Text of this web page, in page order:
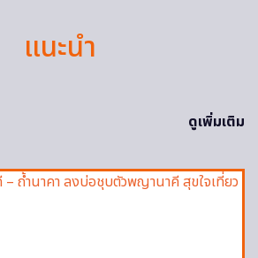
แนะนำ
ดูเพิ่มเติม